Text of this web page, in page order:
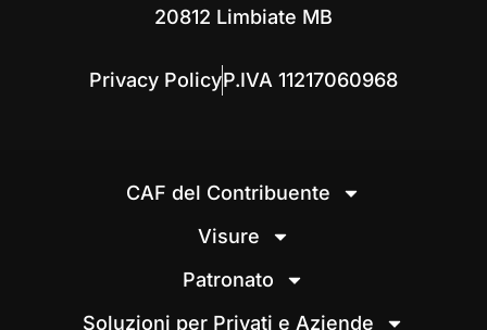
20812 Limbiate MB
Privacy PolicyP.IVA 11217060968
CAF del Contribuente
Visure
Patronato
Soluzioni per Privati e Aziende